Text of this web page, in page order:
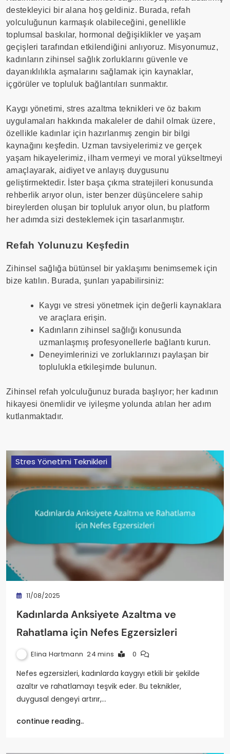
destekleyici bir alana hoş geldiniz. Burada, refah
yolculuğunun karmaşık olabileceğini, genellikle
toplumsal baskılar, hormonal değişiklikler ve yaşam
geçişleri tarafından etkilendiğini anlıyoruz. Misyonumuz,
kadınların zihinsel sağlık zorluklarını güvenle ve
dayanıklılıkla aşmalarını sağlamak için kaynaklar,
içgörüler ve topluluk bağlantıları sunmaktır.
Kaygı yönetimi, stres azaltma teknikleri ve öz bakım
uygulamaları hakkında makaleler de dahil olmak üzere,
özellikle kadınlar için hazırlanmış zengin bir bilgi
kaynağını keşfedin. Uzman tavsiyelerimiz ve gerçek
yaşam hikayelerimiz, ilham vermeyi ve moral yükseltmeyi
amaçlayarak, aidiyet ve anlayış duygusunu
geliştirmektedir. İster başa çıkma stratejileri konusunda
rehberlik arıyor olun, ister benzer düşüncelere sahip
bireylerden oluşan bir topluluk arıyor olun, bu platform
her adımda sizi desteklemek için tasarlanmıştır.
Refah Yolunuzu Keşfedin
Zihinsel sağlığa bütünsel bir yaklaşımı benimsemek için
bize katılın. Burada, şunları yapabilirsiniz:
Kaygı ve stresi yönetmek için değerli kaynaklara
ve araçlara erişin.
Kadınların zihinsel sağlığı konusunda
uzmanlaşmış profesyonellerle bağlantı kurun.
Deneyimlerinizi ve zorluklarınızı paylaşan bir
toplulukla etkileşimde bulunun.
Zihinsel refah yolculuğunuz burada başlıyor; her kadının
hikayesi önemlidir ve iyileşme yolunda atılan her adım
kutlanmaktadır.
Stres Yönetimi Teknikleri
11/08/2025
Kadınlarda Anksiyete Azaltma ve
Rahatlama için Nefes Egzersizleri
Elina Hartmann 24 mins 0
Nefes egzersizleri, kadınlarda kaygıyı etkili bir şekilde
azaltır ve rahatlamayı teşvik eder. Bu teknikler,
duygusal dengeyi artırır,…
continue reading..